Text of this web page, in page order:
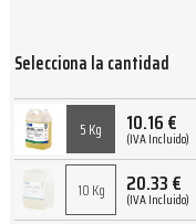
Selecciona la cantidad
5 Kg 10.16€
(IVA Incluido)
10 Kg 20.33€
(IVA Incluido)